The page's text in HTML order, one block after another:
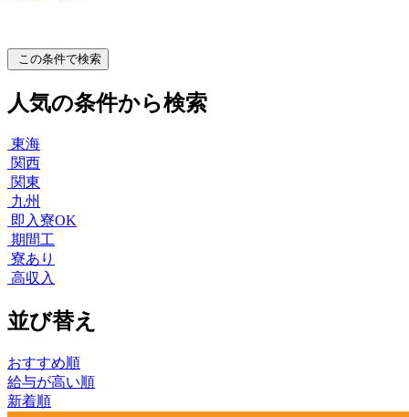
この条件で検索
人気の条件から検索
東海
関西
関東
九州
即入寮OK
期間工
寮あり
高収入
並び替え
おすすめ順
給与が高い順
新着順